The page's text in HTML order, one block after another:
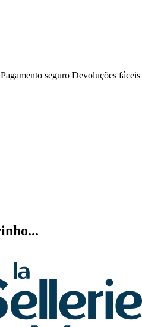
Pagamento seguro Devoluções fáceis